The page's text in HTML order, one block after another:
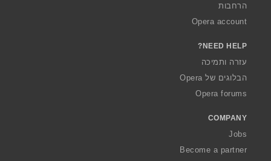
הרחבות
Opera account
NEED HELP?
עזרה ותמיכה
הבלוגים של Opera
Opera forums
COMPANY
Jobs
Become a partner